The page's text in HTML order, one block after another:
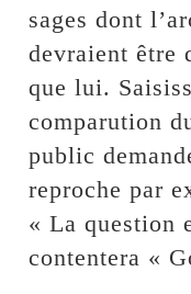
sages dont
devraient être
que lui.
comparution
public
reproche par
« La question
contentera «